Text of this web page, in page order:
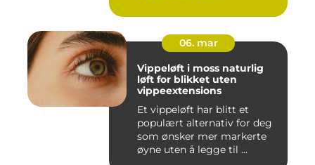
06. mar
Vippeløft i moss naturlig
løft for blikket uten
vippeextensions
Et vippeløft har blitt et
populært alternativ for deg
som ønsker mer markerte
øyne uten å legge til ...